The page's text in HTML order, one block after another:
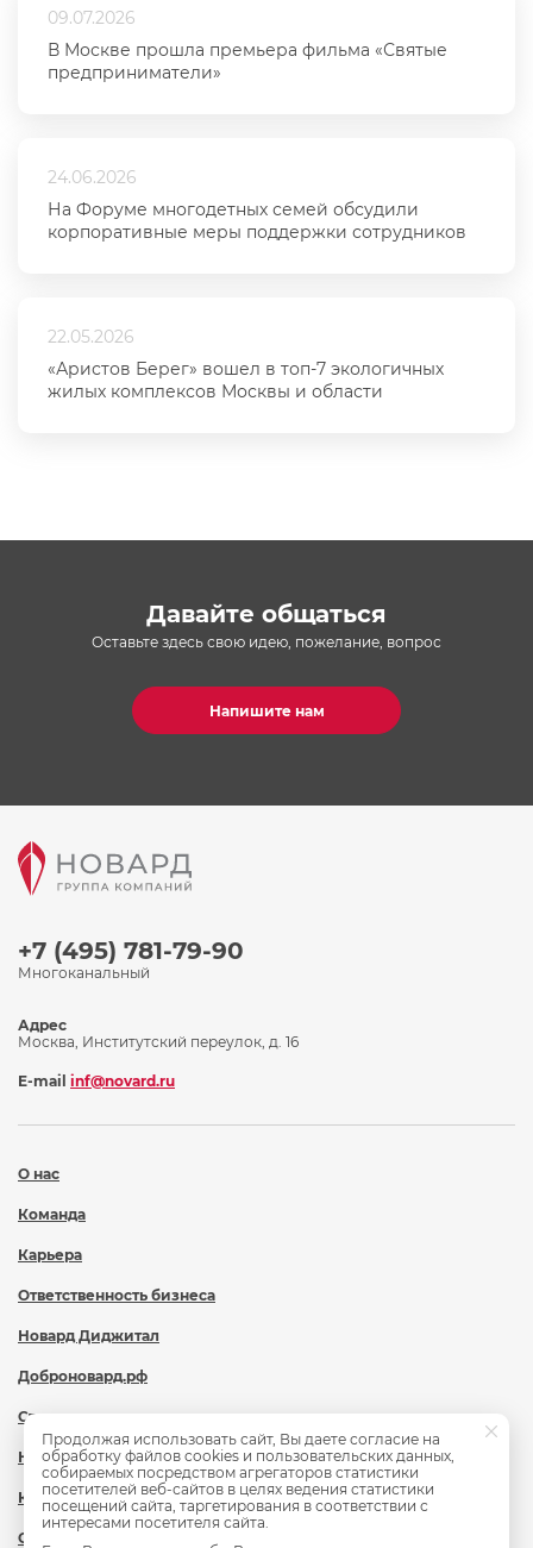
09.07.2026
В Москве прошла премьера фильма «Святые
предприниматели»
24.06.2026
На Форуме многодетных семей обсудили
корпоративные меры поддержки сотрудников
22.05.2026
«Аристов Берег» вошел в топ-7 экологичных
жилых комплексов Москвы и области
Давайте общаться
Оставьте здесь свою идею, пожелание, вопрос
Напишите нам
+7 (495) 781-79-90
Многоканальный
О нас
Команда
Карьера
Ответственность бизнеса
Новард Диджитал
Доброновард.рф
Статьи
Новости
Контакты
Охрана труда
Адрес
Москва, Институтский переулок, д. 16
E-mail inf@novard.ru
Продолжая использовать сайт, Вы даете согласие на
обработку файлов cookies и пользовательских данных,
собираемых посредством агрегаторов статистики
посетителей веб-сайтов в целях ведения статистики
посещений сайта, таргетирования в соответствии с
интересами посетителя сайта.